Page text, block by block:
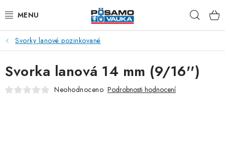
na
ŘETĚZY
LANA Z OCELI A NEREZI
PŘÍSLUŠENSTVÍ K LANŮM
Svorky lanové pozinkované
Svorka lanová 14 mm (9/16'')
Neohodnoceno Podrobnosti hodnocení